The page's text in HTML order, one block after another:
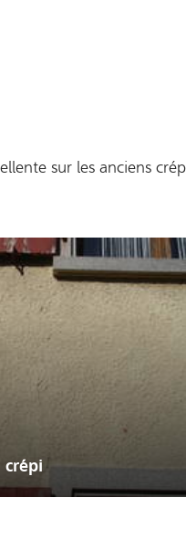
sur les anciens
cuite